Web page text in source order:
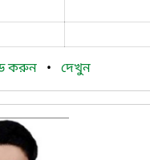
করুন • দেখুন